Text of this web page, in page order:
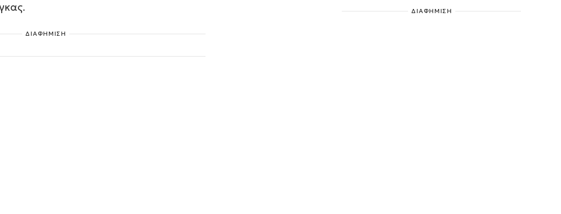
ΔΙΑΦΗΜΙΣΗ
ΔΙΑΦΗΜΙΣΗ